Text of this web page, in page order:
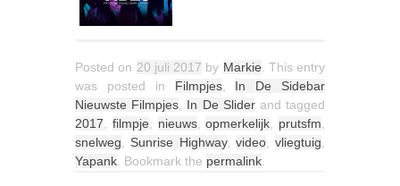
Posted on 20 juli 2017 by Markie . This entry
was posted in Filmpjes, In De Sidebar
Nieuwste Filmpjes
In De Sliderand tagged
2017
filmpje nieuws,opmerkelijk prutsfm
snelweg
Sunrise Highway, video, vliegtuig
Yapank . Bookmark the permalink